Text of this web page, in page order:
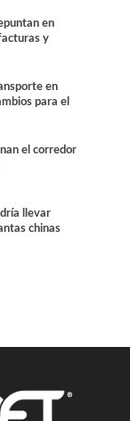
en
y
en
para el
el corredor
llevar
chinas